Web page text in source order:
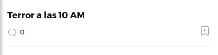
Terror a las 10 AM
0